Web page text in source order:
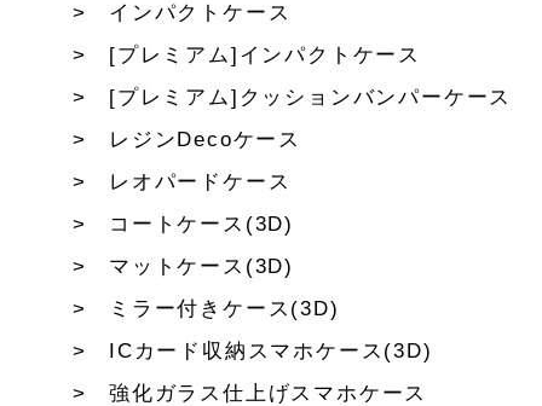
インパクトケース
[プレミアム]インパクトケース
[プレミアム]クッションバンパーケース
レジンDecoケース
レオパードケース
コートケース(3D)
マットケース(3D)
ミラー付きケース(3D)
ICカード収納スマホケース(3D)
強化ガラス仕上げスマホケース